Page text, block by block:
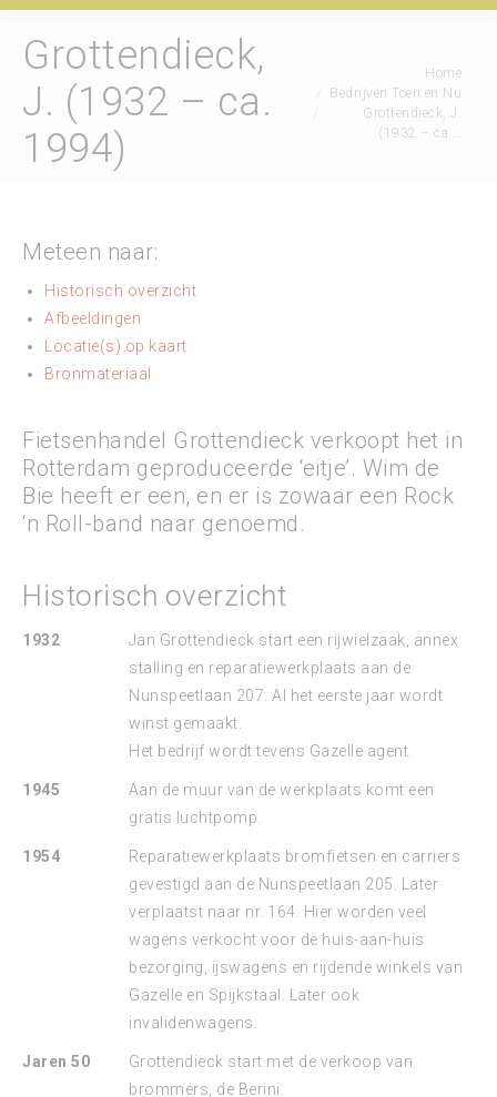
Grottendieck,
J. (1932 – ca.
1994)
Home
Bedrijven Toen en Nu
Grottendieck, J.
(1932 – ca.…
Meteen naar:
Historisch overzicht
Afbeeldingen
Locatie(s) op kaart
Bronmateriaal
Fietsenhandel Grottendieck verkoopt het in
Rotterdam geproduceerde ‘eitje’. Wim de
Bie heeft er een, en er is zowaar een Rock
‘n Roll-band naar genoemd.
Historisch overzicht
1932
Jan Grottendieck start een rijwielzaak, annex
stalling en reparatiewerkplaats aan de
Nunspeetlaan 207. Al het eerste jaar wordt
winst gemaakt.
Het bedrijf wordt tevens Gazelle agent.
1945
Aan de muur van de werkplaats komt een
gratis luchtpomp.
1954
Reparatiewerkplaats bromfietsen en carriers
gevestigd aan de Nunspeetlaan 205. Later
verplaatst naar nr. 164. Hier worden veel
wagens verkocht voor de huis-aan-huis
bezorging, ijswagens en rijdende winkels van
Gazelle en Spijkstaal. Later ook
invalidenwagens.
Jaren 50
Grottendieck start met de verkoop van
brommers, de Berini.